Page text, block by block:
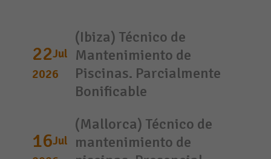
22Jul
2026
(Ibiza) Técnico de
Mantenimiento de
Piscinas. Parcialmente
Bonificable
16Jul
(Mallorca) Técnico de
mantenimiento de